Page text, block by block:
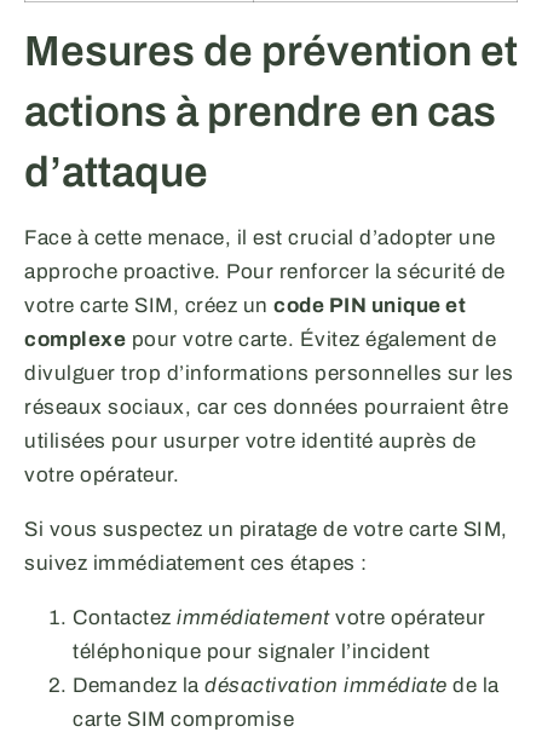
Mesures de prévention et
actions à prendre en cas
d’attaque
Face à cette menace, il est crucial d’adopter une
approche proactive. Pour renforcer la sécurité de
votre carte SIM, créez un code PIN unique et
complexe pour votre carte. Évitez également de
divulguer trop d’informations personnelles sur les
réseaux sociaux, car ces données pourraient être
utilisées pour usurper votre identité auprès de
votre opérateur.
Si vous suspectez un piratage de votre carte SIM,
suivez immédiatement ces étapes :
Contactez immédiatementvotre opérateur
téléphonique pour signaler l’incident
Demandez la désactivation immédiate de la
carte SIM compromise